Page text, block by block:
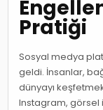
Pratiği
Sosyal medya
geldi. İnsanlar,
dünyayı
Instagram, görsel